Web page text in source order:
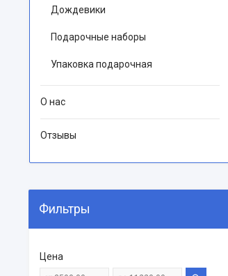
Дождевики
Подарочные наборы
Упаковка подарочная
О нас
Отзывы
Фильтры
Цена